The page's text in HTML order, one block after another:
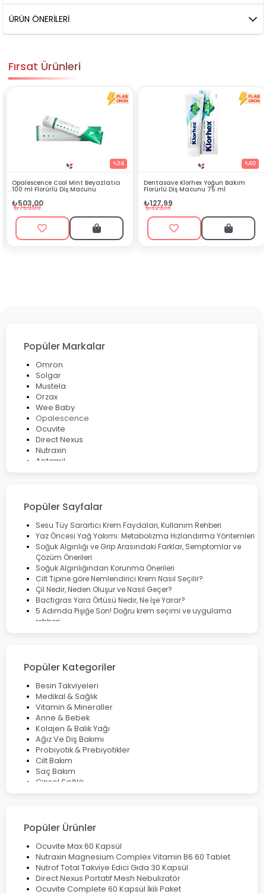
ÜRÜN ÖNERILERI
Fırsat Ürünleri
%34
Opalescence Cool Mint Beyazlatıcı
100 ml Florürlü Diş Macunu
₺503,00
₺759,00
%60
Dentasave Klorhex Yoğun Bakım
Florürlü Diş Macunu 75 ml
₺127,99
₺323,13
Popüler Markalar
Omron
Solgar
Mustela
Orzax
Wee Baby
Opalescence
Ocuvite
Direct Nexus
Nutraxin
Aptamil
Lansinoh
Cebrolux
Dermoskin
Marvis
Rcfarma
Popüler Sayfalar
Sesu Tüy Sarartıcı Krem Faydaları, Kullanım Rehberi
Yaz Öncesi Yağ Yakımı: Metabolizma Hızlandırma Yöntemleri
Soğuk Algınlığı ve Grip Arasındaki Farklar, Semptomlar ve
Çözüm Önerileri
Soğuk Algınlığından Korunma Önerileri
Cilt Tipine göre Nemlendirici Krem Nasıl Seçilir?
Çil Nedir, Neden Oluşur ve Nasıl Geçer?
Bactigras Yara Örtüsü Nedir, Ne İşe Yarar?
5 Adımda Pişiğe Son! Doğru krem seçimi ve uygulama
rehberi
Çözüm Yolları
Bocavirüs Enfeksiyonu Hakkında Bilmeniz Gerekenler
Deep Flex Topraklama Matı Nedir? Detaylı Rehber
Mumiyo Nedir? Faydaları ve Kullanım Alanları Nelerdir?
Popüler Kategoriler
Besin Takviyeleri
Medikal & Sağlık
Vitamin & Mineraller
Anne & Bebek
Kolajen & Balık Yağı
Ağız Ve Diş Bakımı
Probiyotik & Prebiyotikler
Cilt Bakım
Saç Bakım
Cinsel Sağlık
Popüler Ürünler
Ocuvite Max 60 Kapsül
Nutraxin Magnesium Complex Vitamin B6 60 Tablet
Nutrof Total Takviye Edici Gıda 30 Kapsül
Direct Nexus Portatif Mesh Nebulizatör
Ocuvite Complete 60 Kapsül İkili Paket